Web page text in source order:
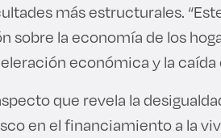
más estructurales.
sobre la economía de los
económica y la
que revela la
en el financiamiento a la